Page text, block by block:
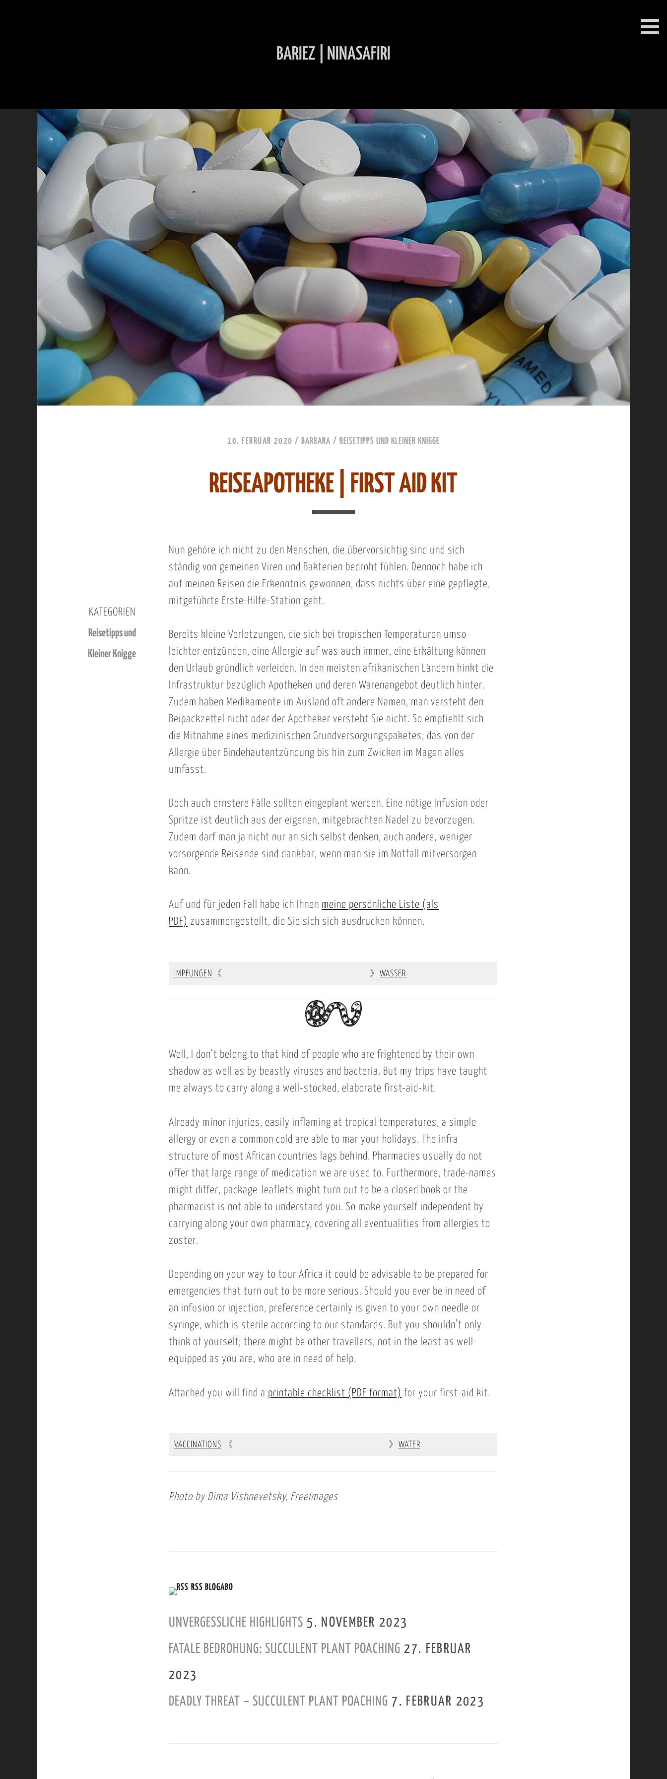
10. FEBRUAR 2020 / BARBARA / REISETIPPS UND KLEINER KNIGGE
REISEAPOTHEKE | FIRST AID KIT
Nun gehöre ich nicht zu den Menschen, die übervorsichtig sind und sich
ständig von gemeinen Viren und Bakterien bedroht fühlen. Dennoch habe ich
auf meinen Reisen die Erkenntnis gewonnen, dass nichts über eine gepflegte,
mitgeführte Erste-Hilfe-Station geht.
Bereits kleine Verletzungen, die sich bei tropischen Temperaturen umso
leichter entzünden, eine Allergie auf was auch immer, eine Erkältung können
den Urlaub gründlich verleiden. In den meisten afrikanischen Ländern hinkt die
Infrastruktur bezüglich Apotheken und deren Warenangebot deutlich hinter.
Zudem haben Medikamente im Ausland oft andere Namen, man versteht den
Beipackzettel nicht oder der Apotheker versteht Sie nicht. So empfiehlt sich
die Mitnahme eines medizinischen Grundversorgungspaketes, das von der
Allergie über Bindehautentzündung bis hin zum Zwicken im Magen alles
umfasst.
Doch auch ernstere Fälle sollten eingeplant werden. Eine nötige Infusion oder
Spritze ist deutlich aus der eigenen, mitgebrachten Nadel zu bevorzugen.
Zudem darf man ja nicht nur an sich selbst denken, auch andere, weniger
vorsorgende Reisende sind dankbar, wenn man sie im Notfall mitversorgen
kann.
Auf und für jeden Fall habe ich Ihnen meine persönliche Liste (als
PDF) zusammengestellt, die Sie sich sich ausdrucken können.
IMPFUNGEN 《 》 WASSER
Well, I don’t belong to that kind of people who are frightened by their own
shadow as well as by beastly viruses and bacteria. But my trips have taught
me always to carry along a well-stocked, elaborate first-aid-kit.
Already minor injuries, easily inflaming at tropical temperatures, a simple
allergy or even a common cold are able to mar your holidays. The infra
structure of most African countries lags behind. Pharmacies usually do not
offer that large range of medication we are used to. Furthermore, trade-names
might differ, package-leaflets might turn out to be a closed book or the
pharmacist is not able to understand you. So make yourself independent by
carrying along your own pharmacy, covering all eventualities from allergies to
zoster.
Depending on your way to tour Africa it could be advisable to be prepared for
emergencies that turn out to be more serious. Should you ever be in need of
an infusion or injection, preference certainly is given to your own needle or
syringe, which is sterile according to our standards. But you shouldn’t only
think of yourself; there might be other travellers, not in the least as well-
equipped as you are, who are in need of help.
Attached you will find a printable checklist (PDF format) for your first-aid kit.
VACCINATIONS 《 》 WATER
Photo by Dima Vishnevetsky, FreeImages
RSS BLOGABO
UNVERGESSLICHE HIGHLIGHTS 5. NOVEMBER 2023
FATALE BEDROHUNG: SUCCULENT PLANT POACHING 27. FEBRUAR
2023
DEADLY THREAT – SUCCULENT PLANT POACHING 7. FEBRUAR 2023
KATEGORIEN
Reisetipps und
Kleiner Knigge
BARIEZ | NINASAFIRI